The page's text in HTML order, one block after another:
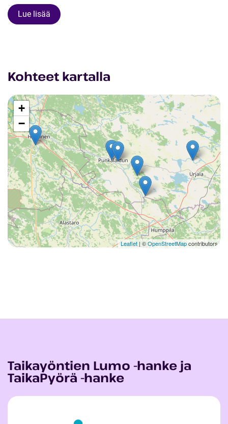
Lue lisää
Kohteet kartalla
+
−
Leaflet | ©OpenStreetMapcontributors
Taikayöntien Lumo -hanke ja
TaikaPyörä -hanke